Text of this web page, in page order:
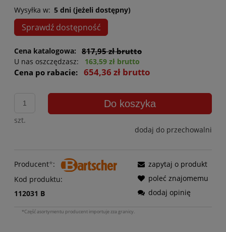
Wysyłka w: 5 dni (jeżeli dostępny)
Sprawdź dostępność
Cena katalogowa: 817,95 zł brutto
U nas oszczędzasz: 163,59 zł brutto
Cena po rabacie: 654,36 zł brutto
szt.
Do koszyka
dodaj do przechowalni
Producent*:
Kod produktu:
112031 B
zapytaj o produkt
poleć znajomemu
dodaj opinię
*Część asortymentu producent importuje zza granicy.